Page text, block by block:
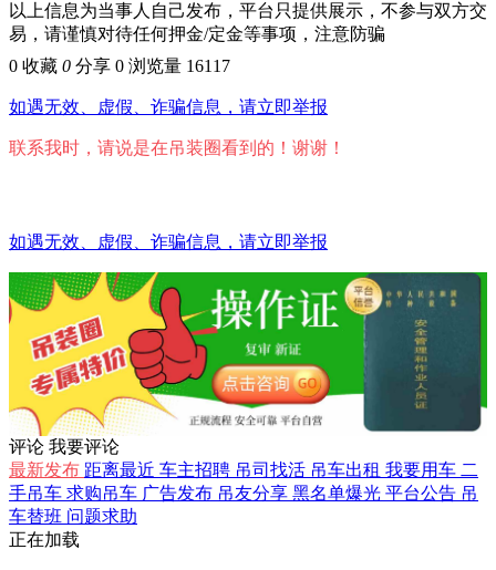
以上信息为当事人自己发布，平台只提供展示，不参与双方交
易，请谨慎对待任何押金/定金等事项，注意防骗
0 收藏 0 分享 0 浏览量 16117
如遇无效、虚假、诈骗信息，请立即举报
联系我时，请说是在吊装圈看到的！谢谢！
如遇无效、虚假、诈骗信息，请立即举报
评论 我要评论
最新发布 距离最近 车主招聘 吊司找活 吊车出租 我要用车 二
手吊车 求购吊车 广告发布 吊友分享 黑名单爆光 平台公告 吊
车替班 问题求助
正在加载